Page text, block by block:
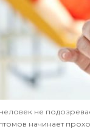
не
начинает